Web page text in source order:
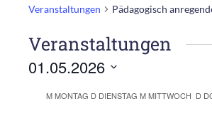
Veranstaltungen Pädagogisch
Veranstaltungen
01.05.2026
Kalender
MMONTAG D DIENSTAG MMITTWOCH D